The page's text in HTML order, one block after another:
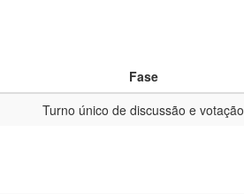
Fase
Turno único de discussão e votação